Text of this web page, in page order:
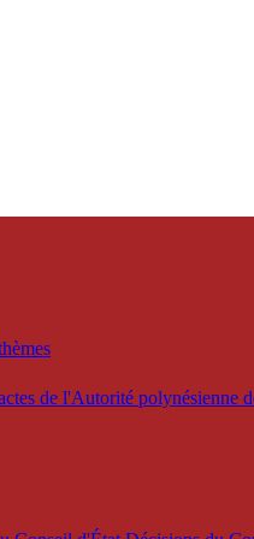
de l'Autorité polynésienne